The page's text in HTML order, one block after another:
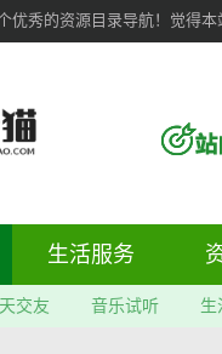
优秀的资源目录导航！觉得
生活服务
交友 音乐试听 生